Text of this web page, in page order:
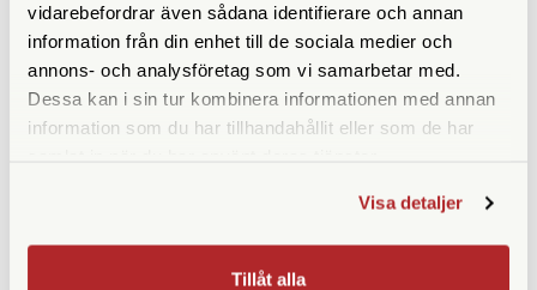
vidarebefordrar även sådana identifierare och annan
information från din enhet till de sociala medier och
annons- och analysföretag som vi samarbetar med.
Dessa kan i sin tur kombinera informationen med annan
information som du har tillhandahållit eller som de har
Visa detaljer
Tillåt alla
ANDRA KÖPTE ÄVEN